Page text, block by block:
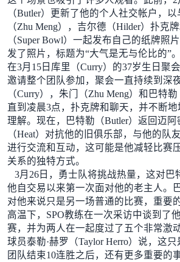
（Butler）更新了他的个人社交帐户，以
（Zhu Meng），吉尔德（Hilder）扑克
（Super Bowl）一起发布自己的纸牌照
发了照片，标题为“大气是无与伦比的”。
在3月15日库里（Curry）的37岁生日聚
邀请整个团队参加，聚会一直持续到深
（Curry），朱门（Zhu Meng）和巴特
直到凌晨3点，扑克牌和聊天，并不断
理解。现在，巴特勒（Butler）返回迈
（Heat）对抗他的旧俱乐部，与他的队
进行交流和互动，这可能是他减轻比赛
关系的独特方式。
3月26日，勇士队将挑战热量，这对巴
他自交易以来第一次面对他的老主人。
对他来说只是另一场普通的比赛，重要
高温下，SPO教练在一次采访中谈到了
赛，并为两人在一起度过了五个非常激
球员泰勒·赫罗（Taylor Herro）说，这
团队结束10连胜之后，还有更多重要的